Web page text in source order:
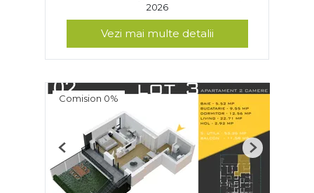
2026
Vezi mai multe detalii
Comision 0%
Previous Next